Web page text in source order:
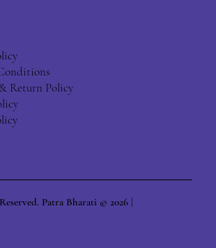
Return Policy
Patra Bharati © 2026 |